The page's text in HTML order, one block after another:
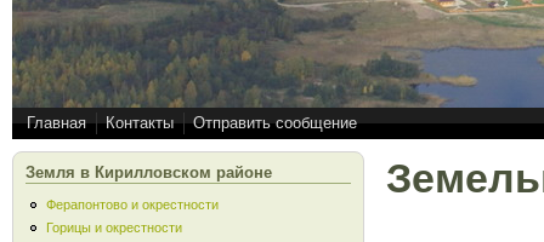
Главная Контакты Отправить сообщение
Земля в Кирилловском районе
Ферапонтово и окрестности
Горицы и окрестности